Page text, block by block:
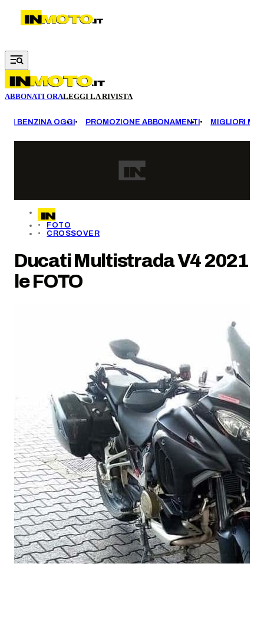
Vai al contenuto principale
ABBONATI ORALEGGI LA RIVISTA
BENZINA OGGI PROMOZIONE ABBONAMENTI MIGLIORI
FOTO
CROSSOVER
Ducati Multistrada V4 2021
le FOTO